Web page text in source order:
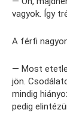
vagyok. Így
A férfi
— Most
jön.
mindig
pedig